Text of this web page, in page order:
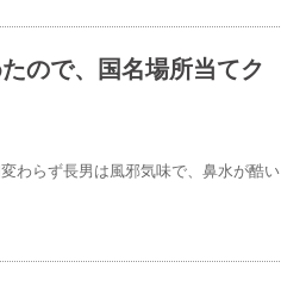
ので、国名場所当てク
わらず長男は風邪気味で、鼻水が酷い